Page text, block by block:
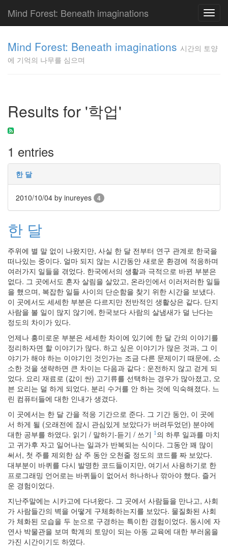
Mind Forest: Beneath imaginations
Mind Forest: Beneath imaginations 시간의 토양
에 기억의 나무를 심으며
Results for '학업'
1 entries
한 달
2010/10/04 by inureyes 4
한 달
주위에 별 말 없이 나왔지만, 사실 한 달 전부터 연구 관계로 한국을
떠나있는 중이다. 얼마 되지 않는 시간동안 새로운 환경에 적응하며
여러가지 일들을 겪었다. 한국에서의 생활과 극적으로 바뀐 부분은
없다. 그 곳에서도 혼자 살림을 살았고, 온라인에서 이러저러한 일들
을 했으며, 복잡한 일들 사이의 단순함을 찾기 위한 시간을 보냈다.
이 곳에서도 세세한 부분은 다르지만 전반적인 생활상은 같다. 단지
사람을 볼 일이 많지 않기에, 한국보다 사람의 살냄새가 덜 난다는
정도의 차이가 있다.
언제나 흥미로운 부분은 세세한 차이에 있기에 한 달 간의 이야기를
정리하자면 할 이야기가 많다. 하고 싶은 이야기가 많은 것과, 그 이
야기가 해야 하는 이야기인 것인가는 조금 다른 문제이기 때문에, 소
소한 것을 생략하면 큰 차이는 다음과 같다 : 운전하지 않고 걷게 되
었다. 요리 재료로 (값이 싼) 고기류를 선택하는 경우가 많아졌고, 오
븐 요리는 덜 하게 되었다. 분리 수거를 안 하는 것에 익숙해졌다. 느
린 컴퓨터들에 대한 인내가 생겼다.
이 곳에서는 한 달 간을 적응 기간으로 준다. 그 기간 동안, 이 곳에
서 하게 될 (오래전에 잠시 관심있게 보았다가 버려두었던) 분야에
대한 공부를 하였다. 읽기 / 말하기-듣기 / 쓰기
1 의 하루 일과를 마치
고 귀가후 자고 일어나는 일과가 반복되는 식이다. 그동안 꽤 많이
써서, 첫 주를 제외한 삼 주 동안 오천줄 정도의 코드를 짜 보았다.
대부분이 바퀴를 다시 발명한 코드들이지만, 여기서 사용하기로 한
프로그래밍 언어로는 바퀴들이 없어서 하나하나 깎아야 했다. 즐거
운 경험이었다.
지난주말에는 시카고에 다녀왔다. 그 곳에서 사람들을 만나고, 사회
가 사람들간의 벽을 어떻게 구체화하는지를 보았다. 물질화된 사회
가 체화된 모습을 두 눈으로 구경하는 특이한 경험이었다. 동시에 자
연사 박물관을 보며 학계의 토양이 되는 아동 교육에 대한 부러움을
가진 시간이기도 하였다.
이
의
글
단
상
덕
질
의
화]
인
이
드
아
웃
LG
전
자
모
바
일
부
불
효
몇
가
계
획
(1)
CODE
keyboard
MX
clear
미
디
어
계,
변
화,